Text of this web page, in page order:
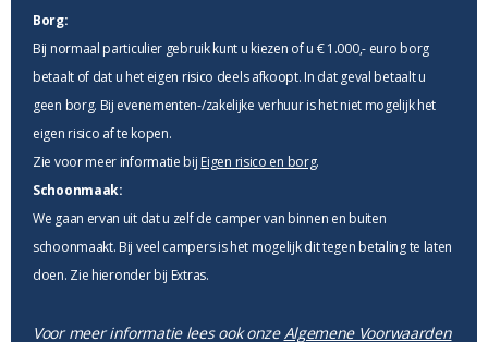
Borg:
Bij normaal particulier gebruik kunt u kiezen of u € 1.000,- euro borg
betaalt of dat u het eigen risico deels afkoopt. In dat geval betaalt u
geen borg. Bij evenementen-/zakelijke verhuur is het niet mogelijk het
eigen risico af te kopen.
Zie voor meer informatie bij Eigen risico en borg.
Schoonmaak:
We gaan ervan uit dat u zelf de camper van binnen en buiten
schoonmaakt. Bij veel campers is het mogelijk dit tegen betaling te laten
doen. Zie hieronder bij Extras.
Voor meer informatie lees ook onzeAlgemene Voorwaarden